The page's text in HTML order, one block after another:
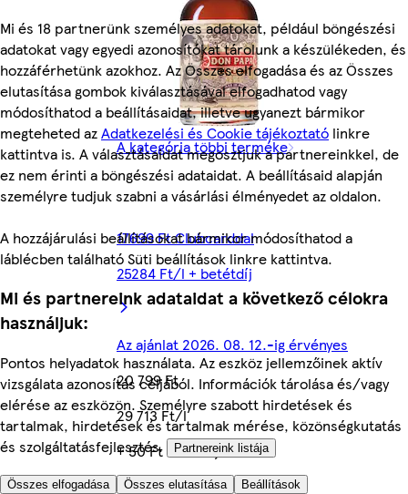
Mi és 18 partnerünk személyes adatokat, például böngészési
adatokat vagy egyedi azonosítókat tárolunk a készülékeden, és
hozzáférhetünk azokhoz. Az Összes elfogadása és az Összes
elutasítása gombok kiválasztásával elfogadhatod vagy
módosíthatod a beállításaidat, illetve ugyanezt bármikor
megteheted azAdatkezelési és Cookie tájékoztató linkre
kattintva is. A választásaidat megosztjuk a partnereinkkel, de
ez nem érinti a böngészési adataidat. A beállításaid alapján
személyre tudjuk szabni a vásárlási élményedet az oldalon.
A hozzájárulási beállításokat bármikor módosíthatod a
láblécben található Süti beállítások linkre kattintva.
Mi és partnereink adataidat a következő célokra
használjuk:
Pontos helyadatok használata. Az eszköz jellemzőinek aktív
vizsgálata azonosítás céljából. Információk tárolása és/vagy
elérése az eszközön. Személyre szabott hirdetések és
tartalmak, hirdetések és tartalmak mérése, közönségkutatás
és szolgáltatásfejlesztés.
Partnereink listája
Összes elfogadása Összes elutasítása Beállítások
A kategória többi terméke
17699 Ft Clubcarddal
25284 Ft/l + betétdíj
Az ajánlat 2026. 08. 12.-ig érvényes
20 799 Ft
29 713 Ft/l
+ 50 Ft betétdíj / db
Quantity controls
Hozzáad